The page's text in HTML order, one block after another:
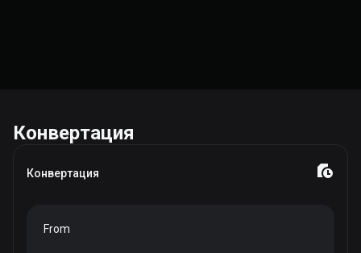
Конвертация
Конвертация
From